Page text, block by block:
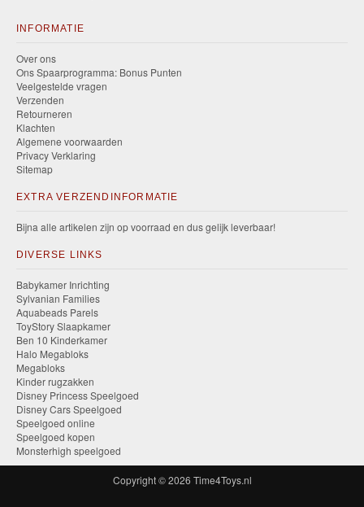
INFORMATIE
Over ons
Ons Spaarprogramma: Bonus Punten
Veelgestelde vragen
Verzenden
Retourneren
Klachten
Algemene voorwaarden
Privacy Verklaring
Sitemap
EXTRA VERZENDINFORMATIE
Bijna alle artikelen zijn op voorraad en dus gelijk leverbaar!
DIVERSE LINKS
Babykamer Inrichting
Sylvanian Families
Aquabeads Parels
ToyStory Slaapkamer
Ben 10 Kinderkamer
Halo Megabloks
Megabloks
Kinder rugzakken
Disney Princess Speelgoed
Disney Cars Speelgoed
Speelgoed online
Speelgoed kopen
Monsterhigh speelgoed
Copyright © 2026 Time4Toys.nl